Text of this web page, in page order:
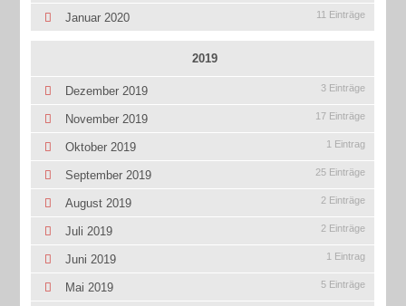
Januar 2020 11 Einträge
2019
Dezember 2019 3 Einträge
November 2019 17 Einträge
Oktober 2019 1 Eintrag
September 2019 25 Einträge
August 2019 2 Einträge
Juli 2019 2 Einträge
Juni 2019 1 Eintrag
Mai 2019 5 Einträge